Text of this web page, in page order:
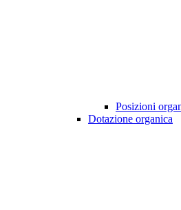
Posizioni
Dotazione organica